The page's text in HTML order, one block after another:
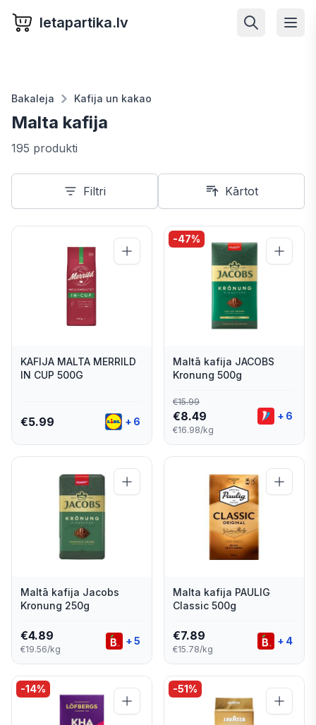
letapartika.lv
Bakaleja Kafija un kakao
Malta kafija
195 produkti
Filtri Kārtot
KAFIJA MALTA MERRILD
IN CUP 500G
€5.99 + 6
-47%
Maltā kafija JACOBS
Kronung 500g
€15.99
€8.49
€16.98/kg
+ 6
Maltā kafija Jacobs
Kronung 250g
€4.89
€19.56/kg
+5
Malta kafija PAULIG
Classic 500g
€7.89
€15.78/kg
+ 4
-14% -51%